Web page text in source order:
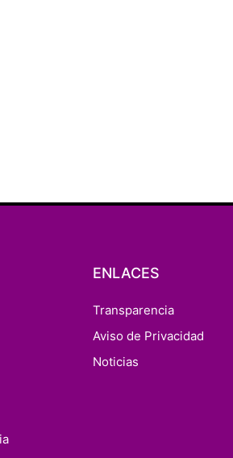
ENLACES
Transparencia
Aviso de Privacidad
Noticias